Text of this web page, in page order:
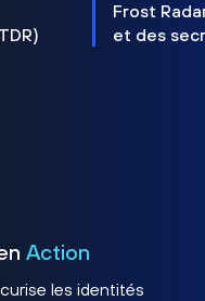
Frost
et des
Action
les identités